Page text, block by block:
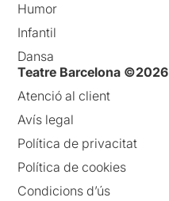
Humor
Infantil
Dansa
Teatre Barcelona ©2026
Atenció al client
Avís legal
Política de privacitat
Política de cookies
Condicions d’ús